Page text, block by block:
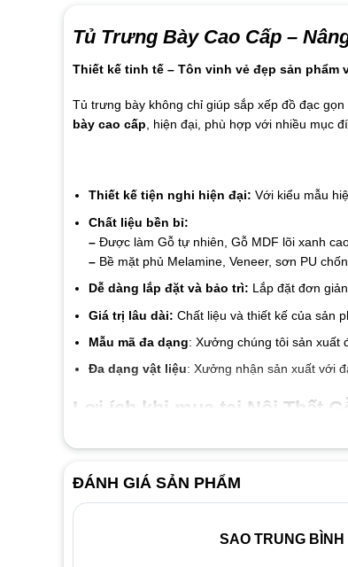
Tủ Trưng Bày Cao Cấp –
Thiết kế tinh tế – Tôn vinh vẻ đẹp sản phẩm
Tủ trưng bày không chỉ giúp sắp xếp đồ đạc
bày cao cấp , hiện đại, phù hợp với nhiều mục
Thiết kế tiện nghi hiện đại: Với kiểu mẫu
Chất liệu bền bỉ:
–Được làm Gỗ tự nhiên, Gỗ MDF lõi xanh
–Bề mặt phủ Melamine, Veneer, sơn PU
Dễ dàng lắp đặt và bảo trì: Lắp đặt đơn
Giá trị lâu dài: Chất liệu và thiết kế của sản
Mẫu mã đa dạng: Xưởng chúng tôi sản xuất
Đa dạng vật liệu: Xưởng nhận sản xuất với
Lợi ích khi mua tại Nội Thất
để
ĐÁNH GIÁ SẢN PHẨM
SAO TRUNG BÌNH